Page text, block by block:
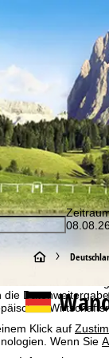
Hinweis
optimales
mit unseren
die
Klick auf
Wenn Sie
Sie als
S
t